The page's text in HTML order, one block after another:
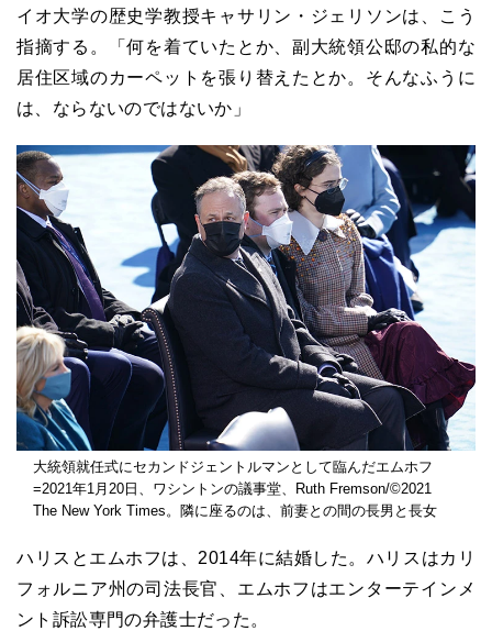
イオ大学の歴史学教授キャサリン・ジェリソンは、こう
指摘する。「何を着ていたとか、副大統領公邸の私的な
居住区域のカーペットを張り替えたとか。そんなふうに
は、ならないのではないか」
大統領就任式にセカンドジェントルマンとして臨んだエムホフ
=2021年1月20日、ワシントンの議事堂、Ruth Fremson/©2021
The New York Times。隣に座るのは、前妻との間の長男と長女
ハリスとエムホフは、2014年に結婚した。ハリスはカリ
フォルニア州の司法長官、エムホフはエンターテインメ
ント訴訟専門の弁護士だった。